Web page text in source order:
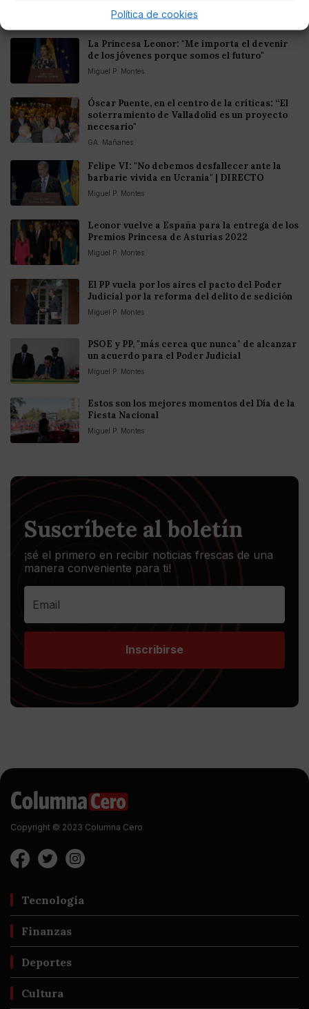
Política de cookies
Miguel P. Montes
La Princesa Leonor: "Me importa el devenir
de los jóvenes porque somos el futuro"
Miguel P. Montes
Óscar Puente, en el centro de la críticas: “El
soterramiento de Valladolid es un proyecto
necesario"
GA. Mañanes
Felipe VI: "No debemos desfallecer ante la
barbarie vivida en Ucrania" | DIRECTO
Miguel P. Montes
Leonor vuelve a España para la entrega de los
Premios Princesa de Asturias 2022
Miguel P. Montes
El PP vuela por los aires el pacto del Poder
Judicial por la reforma del delito de sedición
Miguel P. Montes
PSOE y PP, "más cerca que nunca" de alcanzar
un acuerdo para el Poder Judicial
Miguel P. Montes
Estos son los mejores momentos del Día de la
Fiesta Nacional
Miguel P. Montes
Suscríbete al boletín
¡sé el primero en recibir noticias frescas de una
manera conveniente para ti!
Inscribirse
Copyright © 2023 Columna Cero
Tecnología
Finanzas
Deportes
Cultura